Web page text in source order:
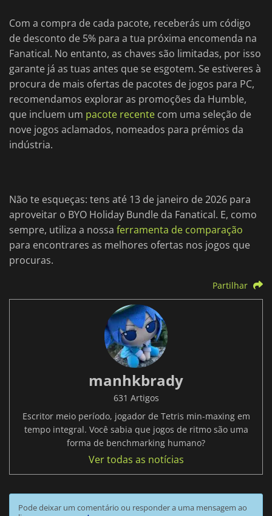
Com a compra de cada pacote, receberás um código
de desconto de 5% para a tua próxima encomenda na
Fanatical. No entanto, as chaves são limitadas, por isso
garante já as tuas antes que se esgotem. Se estiveres à
procura de mais ofertas de pacotes de jogos para PC,
recomendamos explorar as promoções da Humble,
que incluem um pacote recente com uma seleção de
nove jogos aclamados, nomeados para prémios da
indústria.
Não te esqueças: tens até 13 de janeiro de 2026 para
aproveitar o BYO Holiday Bundle da Fanatical. E, como
sempre, utiliza a nossa ferramenta de comparação
para encontrares as melhores ofertas nos jogos que
procuras.
Partilhar
manhkbrady
631 Artigos
Escritor meio período, jogador de Tetris min-maxing em
tempo integral. Você sabia que jogos de ritmo são uma
forma de benchmarking humano?
Ver todas as notícias
Pode deixar um comentário ou responder a uma mensagem ao